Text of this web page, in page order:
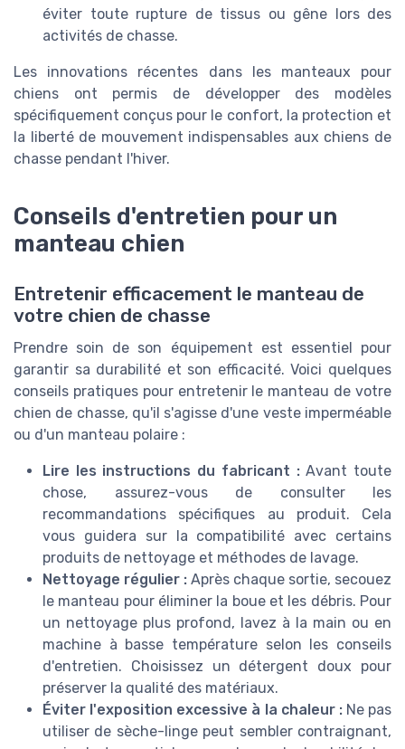
éviter toute rupture de tissus ou gêne lors des
activités de chasse.
Les innovations récentes dans les manteaux pour
chiens ont permis de développer des modèles
spécifiquement conçus pour le confort, la protection et
la liberté de mouvement indispensables aux chiens de
chasse pendant l'hiver.
Conseils d'entretien pour un
manteau chien
Entretenir efficacement le manteau de
votre chien de chasse
Prendre soin de son équipement est essentiel pour
garantir sa durabilité et son efficacité. Voici quelques
conseils pratiques pour entretenir le manteau de votre
chien de chasse, qu'il s'agisse d'une veste imperméable
ou d'un manteau polaire :
Lire les instructions du fabricant :Avant toute
chose, assurez-vous de consulter les
recommandations spécifiques au produit. Cela
vous guidera sur la compatibilité avec certains
produits de nettoyage et méthodes de lavage.
Nettoyage régulier : Après chaque sortie, secouez
le manteau pour éliminer la boue et les débris. Pour
un nettoyage plus profond, lavez à la main ou en
machine à basse température selon les conseils
d'entretien. Choisissez un détergent doux pour
préserver la qualité des matériaux.
Éviter l'exposition excessive à la chaleur :Ne pas
utiliser de sèche-linge peut sembler contraignant,